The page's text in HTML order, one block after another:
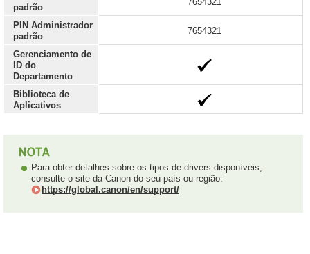
padrão
PIN Administrador
padrão
7654321
Gerenciamento de
ID do
Departamento
Biblioteca de
Aplicativos
Para obter detalhes sobre os tipos de drivers disponíveis,
consulte o site da Canon do seu país ou região.
https://global.canon/en/support/